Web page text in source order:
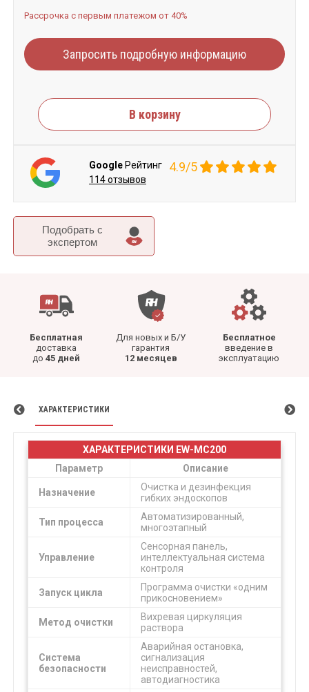
Подобрать c
экспертом
Бесплатная
доставка
до 45 дней
Для новых и Б/У
гарантия
12 месяцев
Бесплатное
введение в
эксплуатацию
Рассрочка с первым платежом от 40%
Запросить подробную информацию
В корзину
Google Рейтинг 4.9/5
114 отзывов
ХАРАКТЕРИСТИКИ
ХАРАКТЕРИСТИКИ EW-MC200
Параметр
Описание
Назначение
Очистка и дезинфекция
гибких эндоскопов
Тип процесса
Автоматизированный,
многоэтапный
Управление
Сенсорная панель,
интеллектуальная система
контроля
Запуск цикла
Программа очистки «одним
прикосновением»
Метод очистки
Вихревая циркуляция
раствора
Система
безопасности
Аварийная остановка,
сигнализация
неисправностей,
автодиагностика